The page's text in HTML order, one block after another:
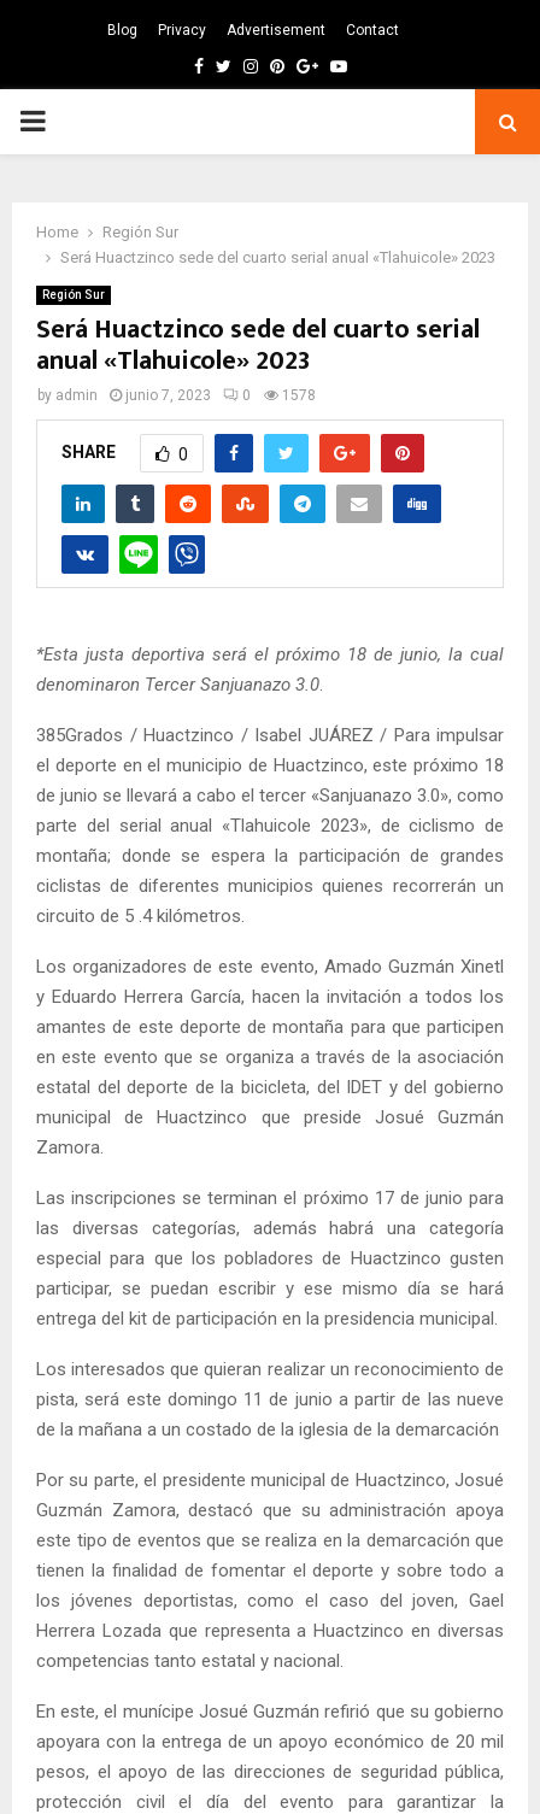
Blog Privacy Advertisement Contact
Facebook
TwitterInstagram
Pinterest
GoogleYoutube
PRIMARY
Home
Región Sur
Será Huactzinco sede del cuarto serial anual «Tlahuicole» 2023
Región Sur
Será Huactzinco sede del cuarto serial
anual «Tlahuicole» 2023
by admin junio 7, 2023 0 1578
SHARE 0
*Esta justa deportiva será el próximo 18 de junio, la cual
denominaron Tercer Sanjuanazo 3.0
385Grados / Huactzinco / Isabel JUÁREZ / Para impulsar
el deporte en el municipio de Huactzinco, este próximo 18
de junio se llevará a cabo el tercer «Sanjuanazo 3.0», como
parte del serial anual «Tlahuicole 2023», de ciclismo de
montaña; donde se espera la participación de grandes
ciclistas de diferentes municipios quienes recorrerán un
circuito de 5 .4 kilómetros.
Los organizadores de este evento, Amado Guzmán Xinetl
y Eduardo Herrera García, hacen la invitación a todos los
amantes de este deporte de montaña para que participen
en este evento que se organiza a través de la asociación
estatal del deporte de la bicicleta, del IDET y del gobierno
municipal de Huactzinco que preside Josué Guzmán
Zamora.
Las inscripciones se terminan el próximo 17 de junio para
las diversas categorías, además habrá una categoría
especial para que los pobladores de Huactzinco gusten
participar, se puedan escribir y ese mismo día se hará
entrega del kit de participación en la presidencia municipal.
Los interesados que quieran realizar un reconocimiento de
pista, será este domingo 11 de junio a partir de las nueve
de la mañana a un costado de la iglesia de la demarcación
Por su parte, el presidente municipal de Huactzinco, Josué
Guzmán Zamora, destacó que su administración apoya
este tipo de eventos que se realiza en la demarcación que
tienen la finalidad de fomentar el deporte y sobre todo a
los jóvenes deportistas, como el caso del joven, Gael
Herrera Lozada que representa a Huactzinco en diversas
competencias tanto estatal y nacional.
En este, el munícipe Josué Guzmán refirió que su gobierno
apoyara con la entrega de un apoyo económico de 20 mil
pesos, el apoyo de las direcciones de seguridad pública,
protección civil el día del evento para garantizar la